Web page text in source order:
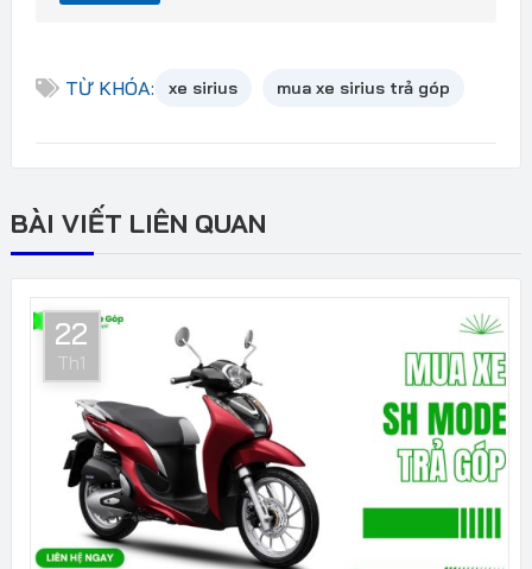
TỪ KHÓA: xe sirius mua xe sirius trả góp
BÀI VIẾT LIÊN QUAN
22
Th1